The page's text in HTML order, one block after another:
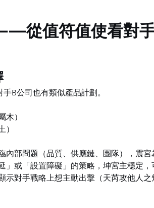
從值符值使看對
B公司也有類似產品計劃。
）
內部問題（品質、供應鏈、團隊），震宮
」或「設置障礙」的策略，坤宮主穩定，
示對手戰略上想主動出擊（天芮攻他人